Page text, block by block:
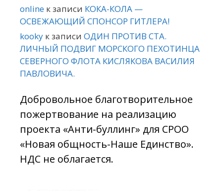
online к записи КОКА-КОЛА —
ОСВЕЖАЮЩИЙ СПОНСОР ГИТЛЕРА!
kooky к записи ОДИН ПРОТИВ СТА.
ЛИЧНЫЙ ПОДВИГ МОРСКОГО ПЕХОТИНЦА
СЕВЕРНОГО ФЛОТА КИСЛЯКОВА ВАСИЛИЯ
ПАВЛОВИЧА.
Добровольное благотворительное
пожертвование на реализацию
проекта «Анти-буллинг» для СРОО
«Новая общность-Наше Единство».
НДС не облагается.